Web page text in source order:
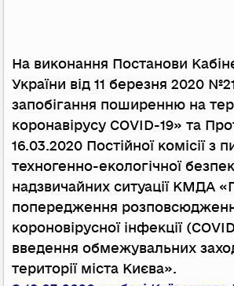
На виконання Постанови
України від 11 березня 2020
запобігання поширенню на
коронавірусу COVID-19» та
16.03.2020 Постійної комісії з
техногенно-екологічної
надзвичайних ситуації КМДА
попередження
короновірусної інфекції
введення обмежувальних
території міста Києва».